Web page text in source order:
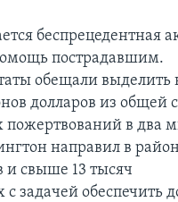
беспрецедентная
пострадавшим.
обещали выделить
долларов из общей
пожертвований в два
направил в
и свыше 13 тысяч
задачей обеспечить